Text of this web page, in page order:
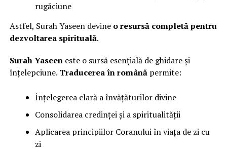
rugăciune
Astfel, Surah Yaseen devine o resursă completă pentru
dezvoltarea spirituală.
Surah Yaseeneste o sursă esențială de ghidare și
înțelepciune. Traducerea în românăpermite:
Înțelegerea clară a învățăturilor divine
Consolidarea credinței și a spiritualității
Aplicarea principiilor Coranului în viața de zi cu
zi